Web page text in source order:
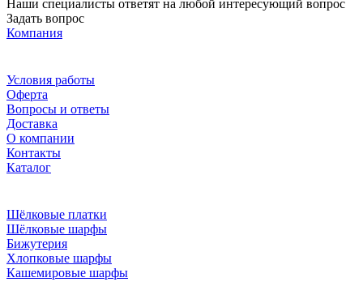
Наши специалисты ответят на любой интересующий вопрос
Задать вопрос
Компания
Условия работы
Оферта
Вопросы и ответы
Доставка
О компании
Контакты
Каталог
Шёлковые платки
Шёлковые шарфы
Бижутерия
Хлопковые шарфы
Кашемировые шарфы